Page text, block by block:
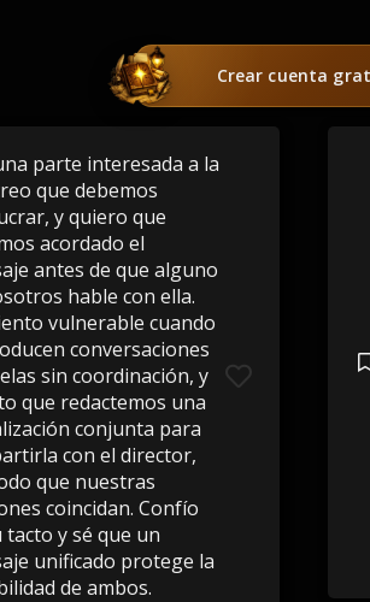
Crear cuenta
parte interesada a la
que debemos
y quiero que
acordado el
antes de que alguno
hable con ella.
vulnerable cuando
conversaciones
sin coordinación, y
que redactemos una
conjunta para
con el director,
que nuestras
coincidan. Confío
tacto y sé que un
unificado protege la
de ambos.